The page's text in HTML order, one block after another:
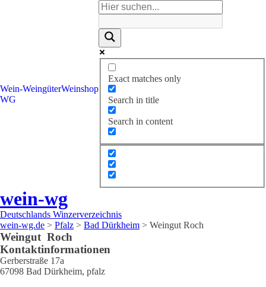
Wein-
WG
WeingüterWeinshop
Exact matches only
Search in title
Search in content
wein-wg
Deutschlands Winzerverzeichnis
wein-wg.de > Pfalz > Bad Dürkheim > Weingut Roch
Weingut Roch
Kontaktinformationen
Gerberstraße 17a
67098 Bad Dürkheim, pfalz